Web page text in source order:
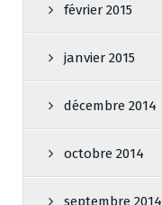
février 2015
janvier 2015
décembre 2014
octobre 2014
septembre 2014